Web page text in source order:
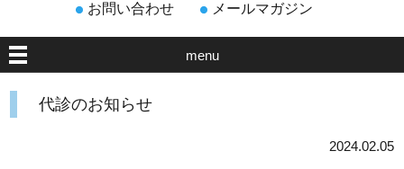
お問い合わせ メールマガジン
menu
代診のお知らせ
2024.02.05